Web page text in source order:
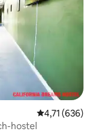
Gemiddelde
4,71 (636)
hostel